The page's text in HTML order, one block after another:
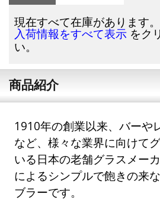
現在すべて在庫があります。
入荷情報をすべて表示 をク
い。
商品紹介
1910年の創業以来、バーや
など、様々な業界に向けて
いる日本の老舗グラスメー
によるシンプルで飽きの来
ブラーです。